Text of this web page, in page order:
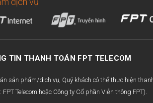
TIN THANH TOÁN FPT TELECOM
sản phẩm/dịch vụ, Quý khách có thể thực hiện
FPT Telecom hoặc Công ty Cổ phần Viễn thông FPT).